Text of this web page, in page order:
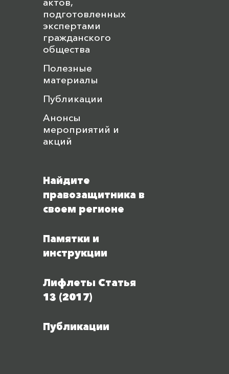
подготовленных
экспертами
гражданского
общества
Полезные
материалы
Публикации
Анонсы
мероприятий и
акций
Найдите
правозащитника в
своем регионе
Памятки и
инструкции
Лифлеты Статья
13 (2017)
Публикации